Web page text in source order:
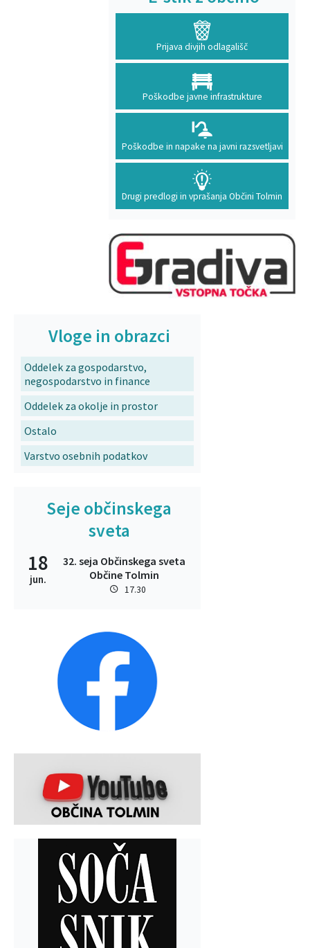
Prijava divjih odlagališč
Poškodbe javne infrastrukture
Poškodbe in napake na javni razsvetljavi
Drugi predlogi in vprašanja Občini Tolmin
Vloge in obrazci
Oddelek za gospodarstvo,
negospodarstvo in finance
Oddelek za okolje in prostor
Ostalo
Varstvo osebnih podatkov
Seje občinskega
sveta
18
jun.
32. seja Občinskega sveta
Občine Tolmin
17.30